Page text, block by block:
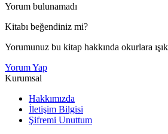
Yorum bulunamadı
Kitabı beğendiniz mi?
Yorumunuz bu kitap hakkında okurlara
Yorum Yap
Kurumsal
Hakkımızda
İletişim Bilgisi
Şifremi Unuttum